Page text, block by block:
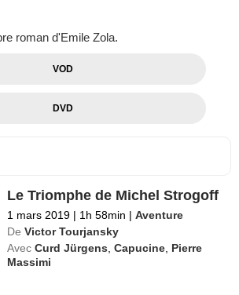
roman d'Emile Zola.
VOD
DVD
Le Triomphe de Michel Strogoff
1 mars 2019 | 1h 58min | Aventure
De Victor Tourjansky
Avec Curd Jürgens ,Capucine Pierre
Massimi